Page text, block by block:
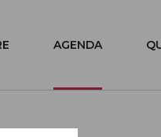
AGENDA